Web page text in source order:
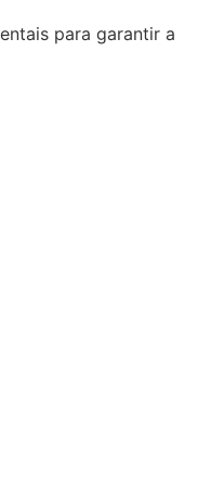
para garantir a